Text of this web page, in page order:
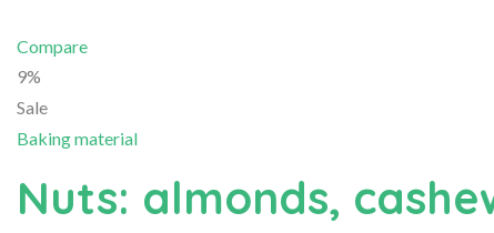
Compare
9%
Sale
Baking material
Nuts: almonds,